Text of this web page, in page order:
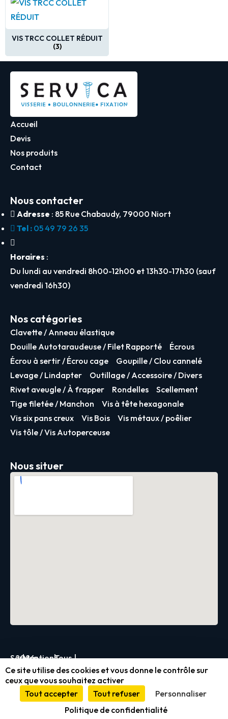
VIS TRCC COLLET RÉDUIT
(3)
Accueil
Devis
Nos produits
Contact
Nous contacter
Adresse : 85 Rue Chabaudy, 79000 Niort
Tel : 05 49 79 26 35
Horaires :
Du lundi au vendredi 8h00-12h00 et 13h30-17h30 (sauf
vendredi 16h30)
Nos catégories
Clavette / Anneau élastique
Douille Autotaraudeuse / Filet Rapporté
Écrous
Écrou à sertir / Écrou cage
Goupille / Clou cannelé
Levage / Lindapter
Outillage / Accessoire / Divers
Rivet aveugle / À frapper
Rondelles
Scellement
Tige filetée / Manchon
Vis à tête hexagonale
Vis six pans creux
Vis Bois
Vis métaux / poêlier
Vis tôle / Vis Autoperceuse
Nous situer
Servica
2026
|Mentions
légales
et
conformité
|Tous
droits
réservés
|
Ce site utilise des cookies et vous donne le contrôle sur
ceux que vous souhaitez activer
Tout accepter
Tout refuser
Personnaliser
Politique de confidentialité